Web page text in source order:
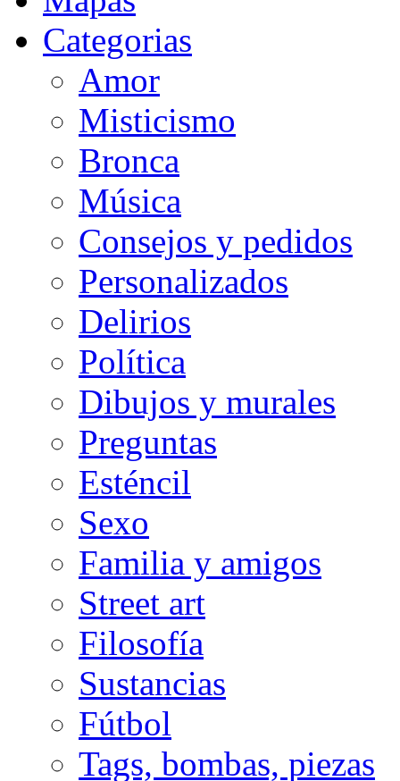
Categorias
Amor
Misticismo
Bronca
Música
Consejos y pedidos
Personalizados
Delirios
Política
Dibujos y murales
Preguntas
Esténcil
Sexo
Familia y amigos
Street art
Filosofía
Sustancias
Fútbol
Tags, bombas, piezas